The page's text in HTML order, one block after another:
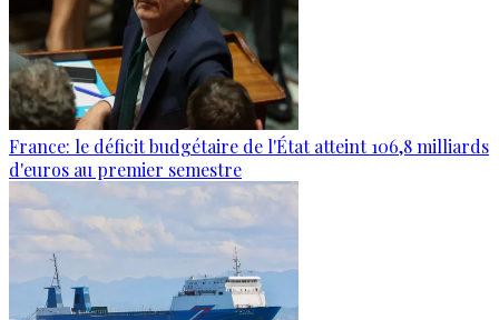
France: le déficit budgétaire de l'État atteint 106,8 milliards
d'euros au premier semestre